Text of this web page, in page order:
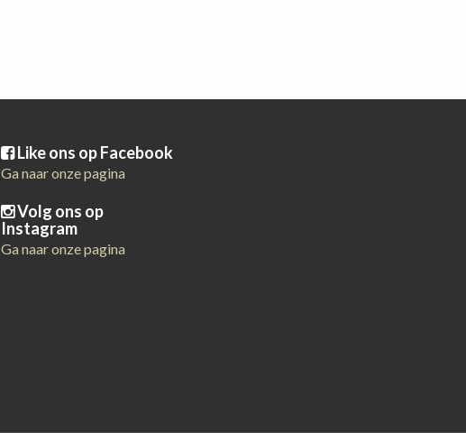
Like ons op Facebook
Ga naar onze pagina
Volg ons op
Instagram
Ga naar onze pagina